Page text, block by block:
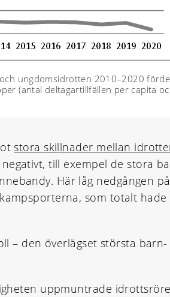
ungdomsidrotten 2010–2020
(antal deltagartillfällen per capita
stora skillnader mellan
till exempel de stora
Här låg nedgången på
som totalt hade
– den överlägset största
uppmuntrade